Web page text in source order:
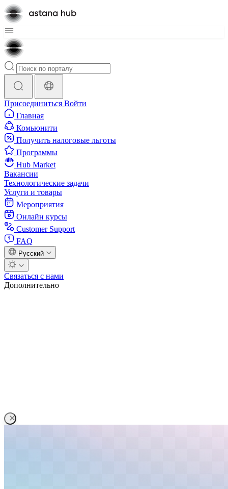
Присоединиться Войти
Главная
Комьюнити
Получить налоговые льготы
Программы
Hub Market
Вакансии
Технологические задачи
Услуги и товары
Мероприятия
Онлайн курсы
Customer Support
FAQ
Русский
Связаться с нами
Дополнительно